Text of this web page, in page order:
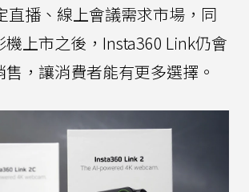
直播、線上會議需求市場，同
上市之後，Insta360 Link仍會
，讓消費者能有更多選擇。